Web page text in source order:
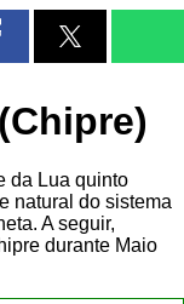
da Lua quinto
natural do sistema
A seguir,
durante Maio